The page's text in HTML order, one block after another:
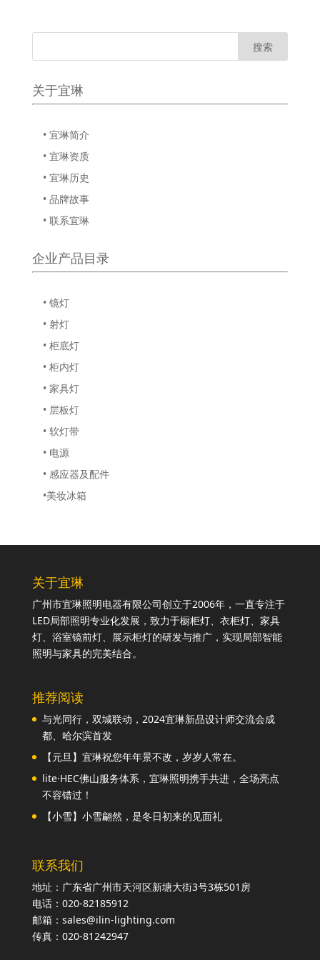
关于宜琳
• 宜琳简介
• 宜琳资质
• 宜琳历史
• 品牌故事
• 联系宜琳
企业产品目录
• 镜灯
• 射灯
• 柜底灯
• 柜内灯
• 家具灯
• 层板灯
• 软灯带
• 电源
• 感应器及配件
•美妆冰箱
关于宜琳
广州市宜琳照明电器有限公司创立于2006年，一直专注于
LED局部照明专业化发展，致力于橱柜灯、衣柜灯、家具
灯、浴室镜前灯、展示柜灯的研发与推广，实现局部智能
照明与家具的完美结合。
推荐阅读
与光同行，双城联动，2024宜琳新品设计师交流会成
都、哈尔滨首发
【元旦】宜琳祝您年年景不改，岁岁人常在。
lite·HEC佛山服务体系，宜琳照明携手共进，全场亮点
不容错过！
【小雪】小雪翩然，是冬日初来的见面礼
联系我们
地址：广东省广州市天河区新塘大街3号3栋501房
电话：020-82185912
邮箱：sales@ilin-lighting.com
传真：020-81242947